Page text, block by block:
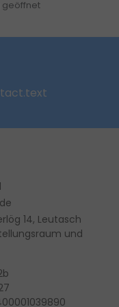
geöffnet
14, Leutasch
und